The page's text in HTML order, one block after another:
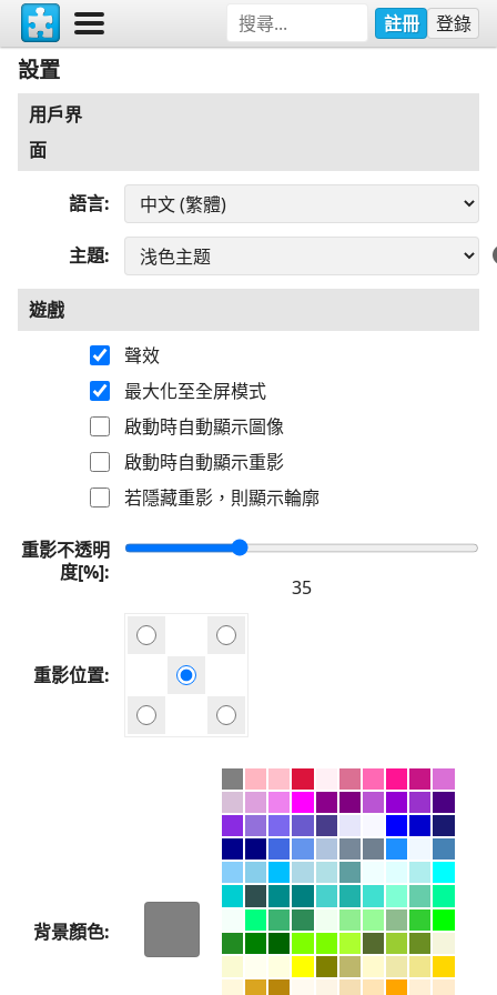
註冊 登錄
設置
用戶界
面
語言
主題
遊戲
聲效
最大化至全屏模式
啟動時自動顯示圖像
啟動時自動顯示重影
若隱藏重影，則顯示輪廓
重影不透明
度[%]
重影位置
背景顏色